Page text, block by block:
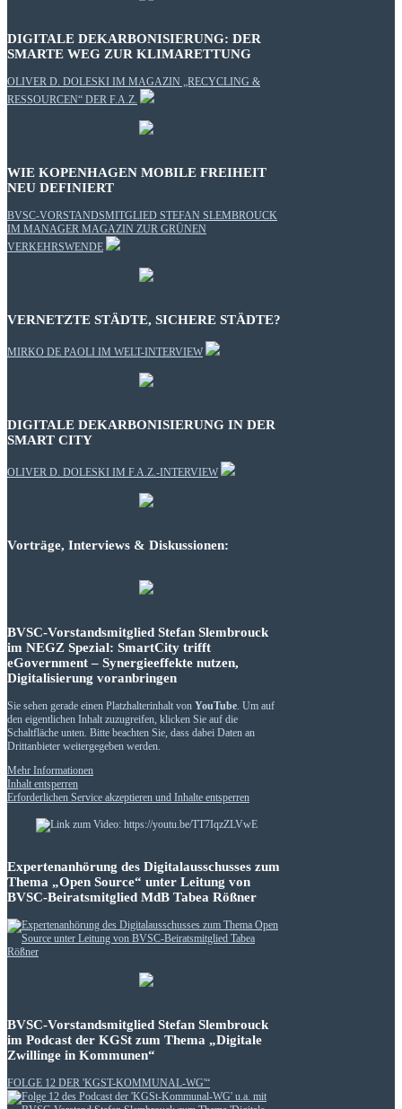
DIGITALE DEKARBONISIERUNG: DER
SMARTE WEG ZUR KLIMARETTUNG
OLIVER D. DOLESKI IM MAGAZIN „RECYCLING &
RESSOURCEN“ DER F.A.Z.
WIE KOPENHAGEN MOBILE FREIHEIT
NEU DEFINIERT
BVSC-VORSTANDSMITGLIED STEFAN SLEMBROUCK
IM MANAGER MAGAZIN ZUR GRÜNEN
VERKEHRSWENDE
VERNETZTE STÄDTE, SICHERE STÄDTE?
MIRKO DE PAOLI IM WELT-INTERVIEW
DIGITALE DEKARBONISIERUNG IN DER
SMART CITY
OLIVER D. DOLESKI IM F.A.Z.-INTERVIEW
Vorträge, Interviews & Diskussionen:
BVSC-Vorstandsmitglied Stefan Slembrouck
im NEGZ Spezial: SmartCity trifft
eGovernment – Synergieeffekte nutzen,
Digitalisierung voranbringen
Sie sehen gerade einen Platzhalterinhalt von YouTube . Um auf
den eigentlichen Inhalt zuzugreifen, klicken Sie auf die
Schaltfläche unten. Bitte beachten Sie, dass dabei Daten an
Drittanbieter weitergegeben werden.
Mehr Informationen
Inhalt entsperren
Erforderlichen Service akzeptieren und Inhalte entsperren
Expertenanhörung des Digitalausschusses zum
Thema „Open Source“ unter Leitung von
BVSC-Beiratsmitglied MdB Tabea Rößner
BVSC-Vorstandsmitglied Stefan Slembrouck
im Podcast der KGSt zum Thema „Digitale
Zwillinge in Kommunen“
FOLGE 12 DER 'KGST-KOMMUNAL-WG'“